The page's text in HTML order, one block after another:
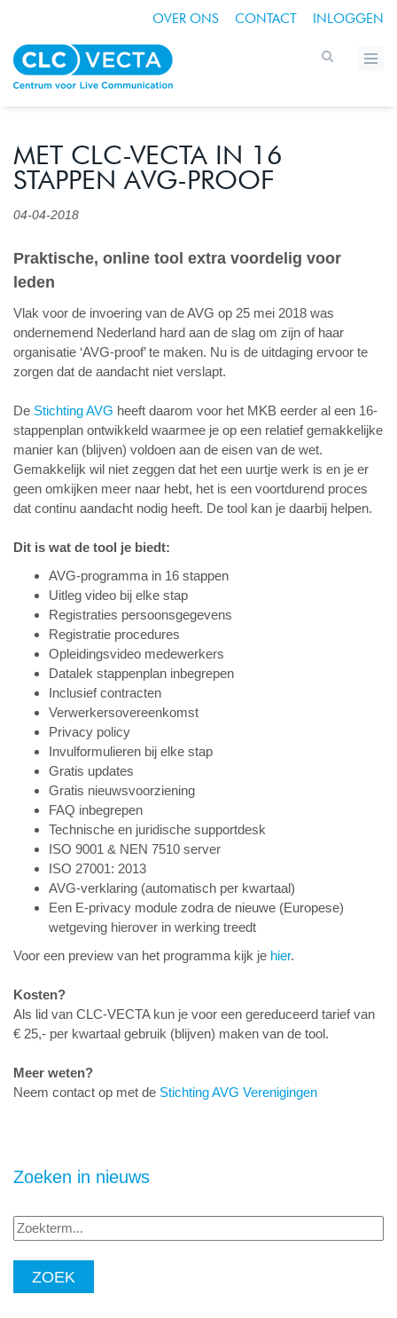
OVER ONS CONTACT INLOGGEN
MET CLC-VECTA IN 16
STAPPEN AVG-PROOF
04-04-2018
Praktische, online tool extra voordelig voor
leden
Vlak voor de invoering van de AVG op 25 mei 2018 was
ondernemend Nederland hard aan de slag om zijn of haar
organisatie ‘AVG-proof’ te maken. Nu is de uitdaging ervoor te
zorgen dat de aandacht niet verslapt.
De Stichting AVG heeft daarom voor het MKB eerder al een 16-
stappenplan ontwikkeld waarmee je op een relatief gemakkelijke
manier kan (blijven) voldoen aan de eisen van de wet.
Gemakkelijk wil niet zeggen dat het een uurtje werk is en je er
geen omkijken meer naar hebt, het is een voortdurend proces
dat continu aandacht nodig heeft. De tool kan je daarbij helpen.
Dit is wat de tool je biedt:
AVG-programma in 16 stappen
Uitleg video bij elke stap
Registraties persoonsgegevens
Registratie procedures
Opleidingsvideo medewerkers
Datalek stappenplan inbegrepen
Inclusief contracten
Verwerkersovereenkomst
Privacy policy
Invulformulieren bij elke stap
Gratis updates
Gratis nieuwsvoorziening
FAQ inbegrepen
Technische en juridische supportdesk
ISO 9001 & NEN 7510 server
ISO 27001: 2013
AVG-verklaring (automatisch per kwartaal)
Een E-privacy module zodra de nieuwe (Europese)
wetgeving hierover in werking treedt
Voor een preview van het programma kijk je hier.
Kosten?
Als lid van CLC-VECTA kun je voor een gereduceerd tarief van
€ 25,- per kwartaal gebruik (blijven) maken van de tool.
Meer weten?
Neem contact op met de Stichting AVG Verenigingen
Zoeken in nieuws